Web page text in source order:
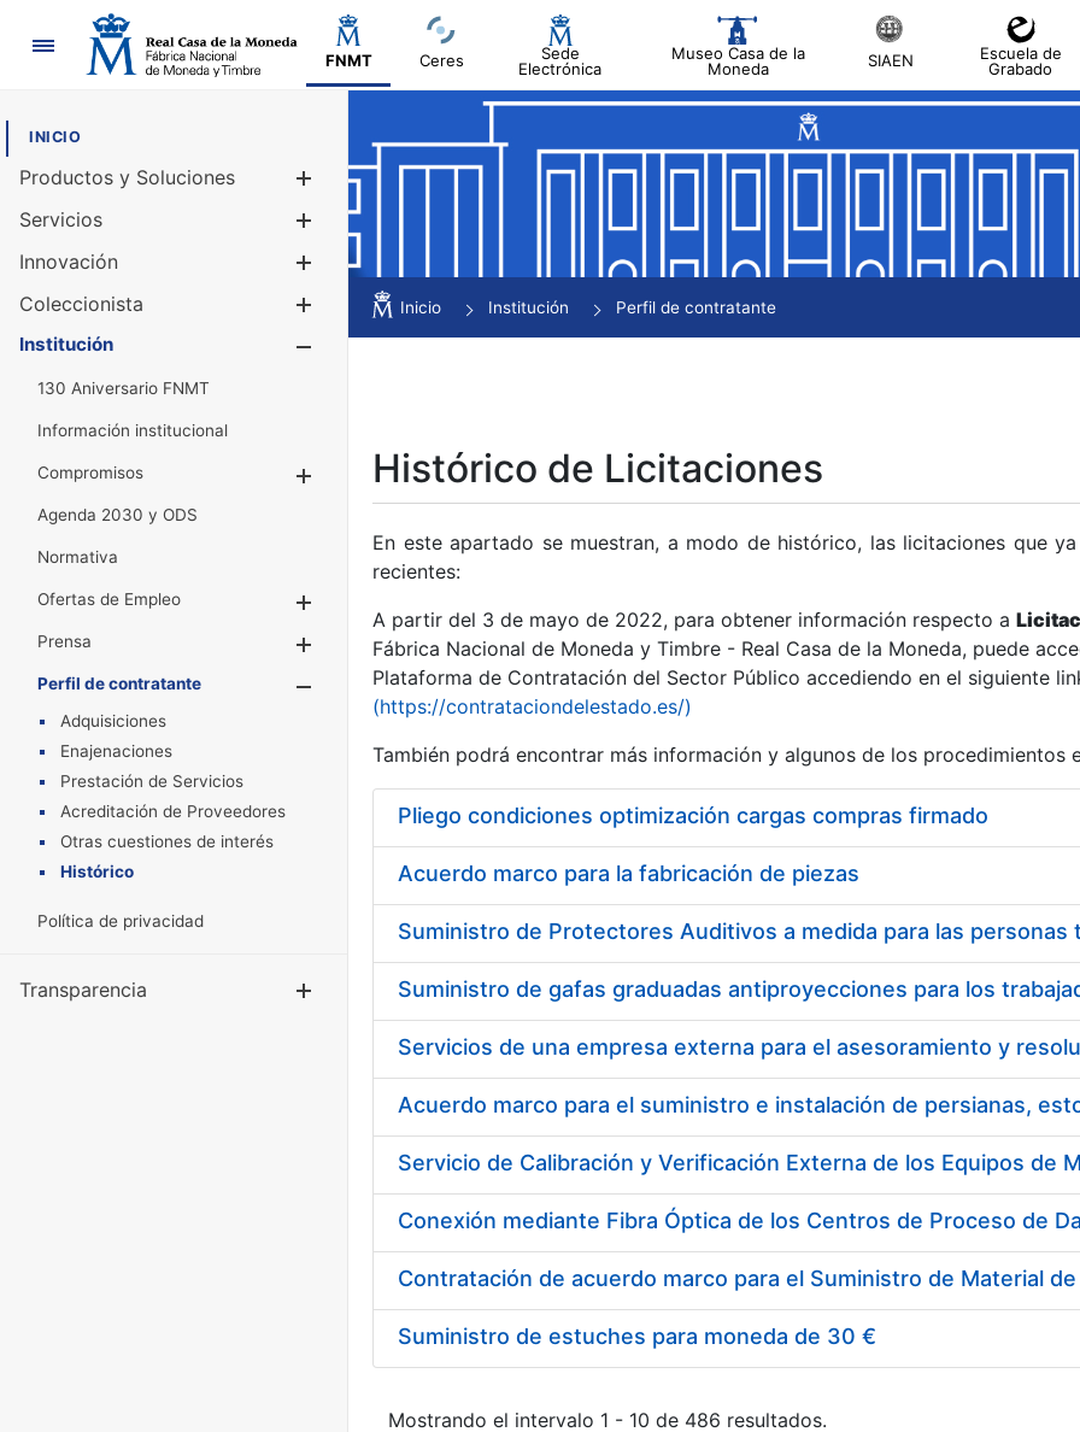
Navegación
FNMT Ceres
Sede
Electrónica
Museo Casa de la
Moneda
SIAEN
Escuela de
Grabado
INICIO
Productos y Soluciones
Mostrar/Ocultar
Servicios
Innovación
Coleccionista
Mostrar/Ocultar
Institución
130 Aniversario FNMT
Información institucional
Compromisos
Mostrar/Ocultar
Agenda 2030 y ODS
Normativa
Ofertas de Empleo
Prensa
Mostrar/Ocultar
Perfil de contratante
Mostrar/Ocultar
Adquisiciones
Enajenaciones
Prestación de Servicios
Acreditación de Proveedores
Otras cuestiones de interés
Histórico
Política de privacidad
Transparencia Mostrar/Ocultar
Inicio Institución Perfil de contratante
Histórico de Licitaciones
En este apartado se muestran, a modo de histórico, las licitaciones que
recientes:
A partir del 3 de mayo de 2022, para obtener información respecto a
Fábrica Nacional de Moneda y Timbre - Real Casa de la Moneda, puede
Plataforma de Contratación del Sector Público accediendo en el siguiente
(https://contrataciondelestado.es/)
También podrá encontrar más información y algunos de los procedimientos
Pliego condiciones optimización cargas compras firmado
Acuerdo marco para la fabricación de piezas
Acuerdo marco para el suministro e instalación de persianas,
Suministro de estuches para moneda de 30 €
Mostrando el intervalo 1 - 10 de 486 resultados.